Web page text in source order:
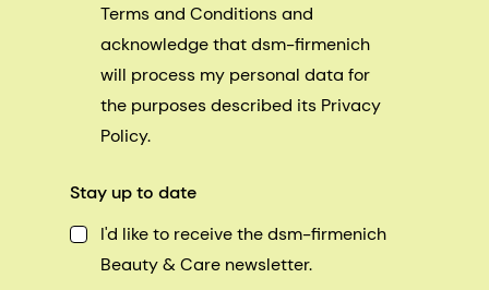
Terms and Conditions and
acknowledge that dsm-firmenich
will process my personal data for
the purposes described its Privacy
Policy.
Stay up to date
I'd like to receive the dsm-firmenich
Beauty & Care newsletter.